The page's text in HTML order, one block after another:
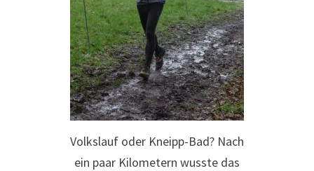
Volkslauf oder Kneipp-Bad? Nach
ein paar Kilometern wusste das